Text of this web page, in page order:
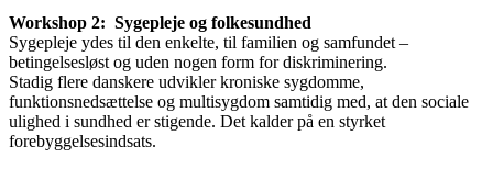
Workshop 2: Sygepleje og folkesundhed
Sygepleje ydes til den enkelte, til familien og samfundet –
betingelsesløst og uden nogen form for diskriminering.
Stadig flere danskere udvikler kroniske sygdomme,
funktionsnedsættelse og multisygdom samtidig med, at den sociale
ulighed i sundhed er stigende. Det kalder på en styrket
forebyggelsesindsats.